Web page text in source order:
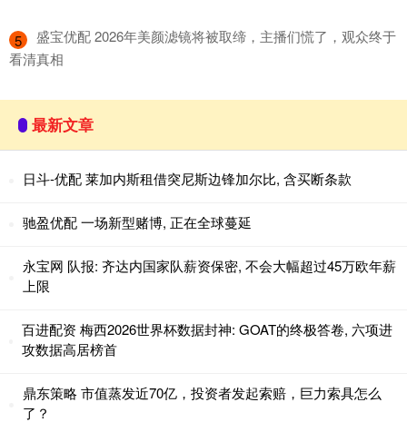
5
​盛宝优配 2026年美颜滤镜将被取缔，主播们慌了，观众终于
看清真相
最新文章
日斗-优配 莱加内斯租借突尼斯边锋加尔比, 含买断条款
驰盈优配 一场新型赌博, 正在全球蔓延
永宝网 队报: 齐达内国家队薪资保密, 不会大幅超过45万欧年薪
上限
百进配资 梅西2026世界杯数据封神: GOAT的终极答卷, 六项进
攻数据高居榜首
鼎东策略 市值蒸发近70亿，投资者发起索赔，巨力索具怎么
了？